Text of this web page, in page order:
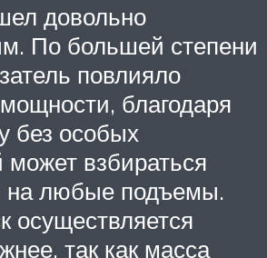
довольно
По большей степени
повлияло
благодаря
без особых
может взбираться
на любые подъемы.
осуществляется
так как масса